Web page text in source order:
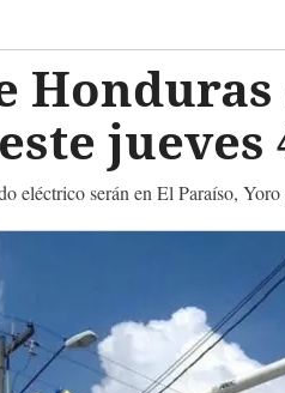
jueves
eléctrico serán en El Paraíso, Yoro